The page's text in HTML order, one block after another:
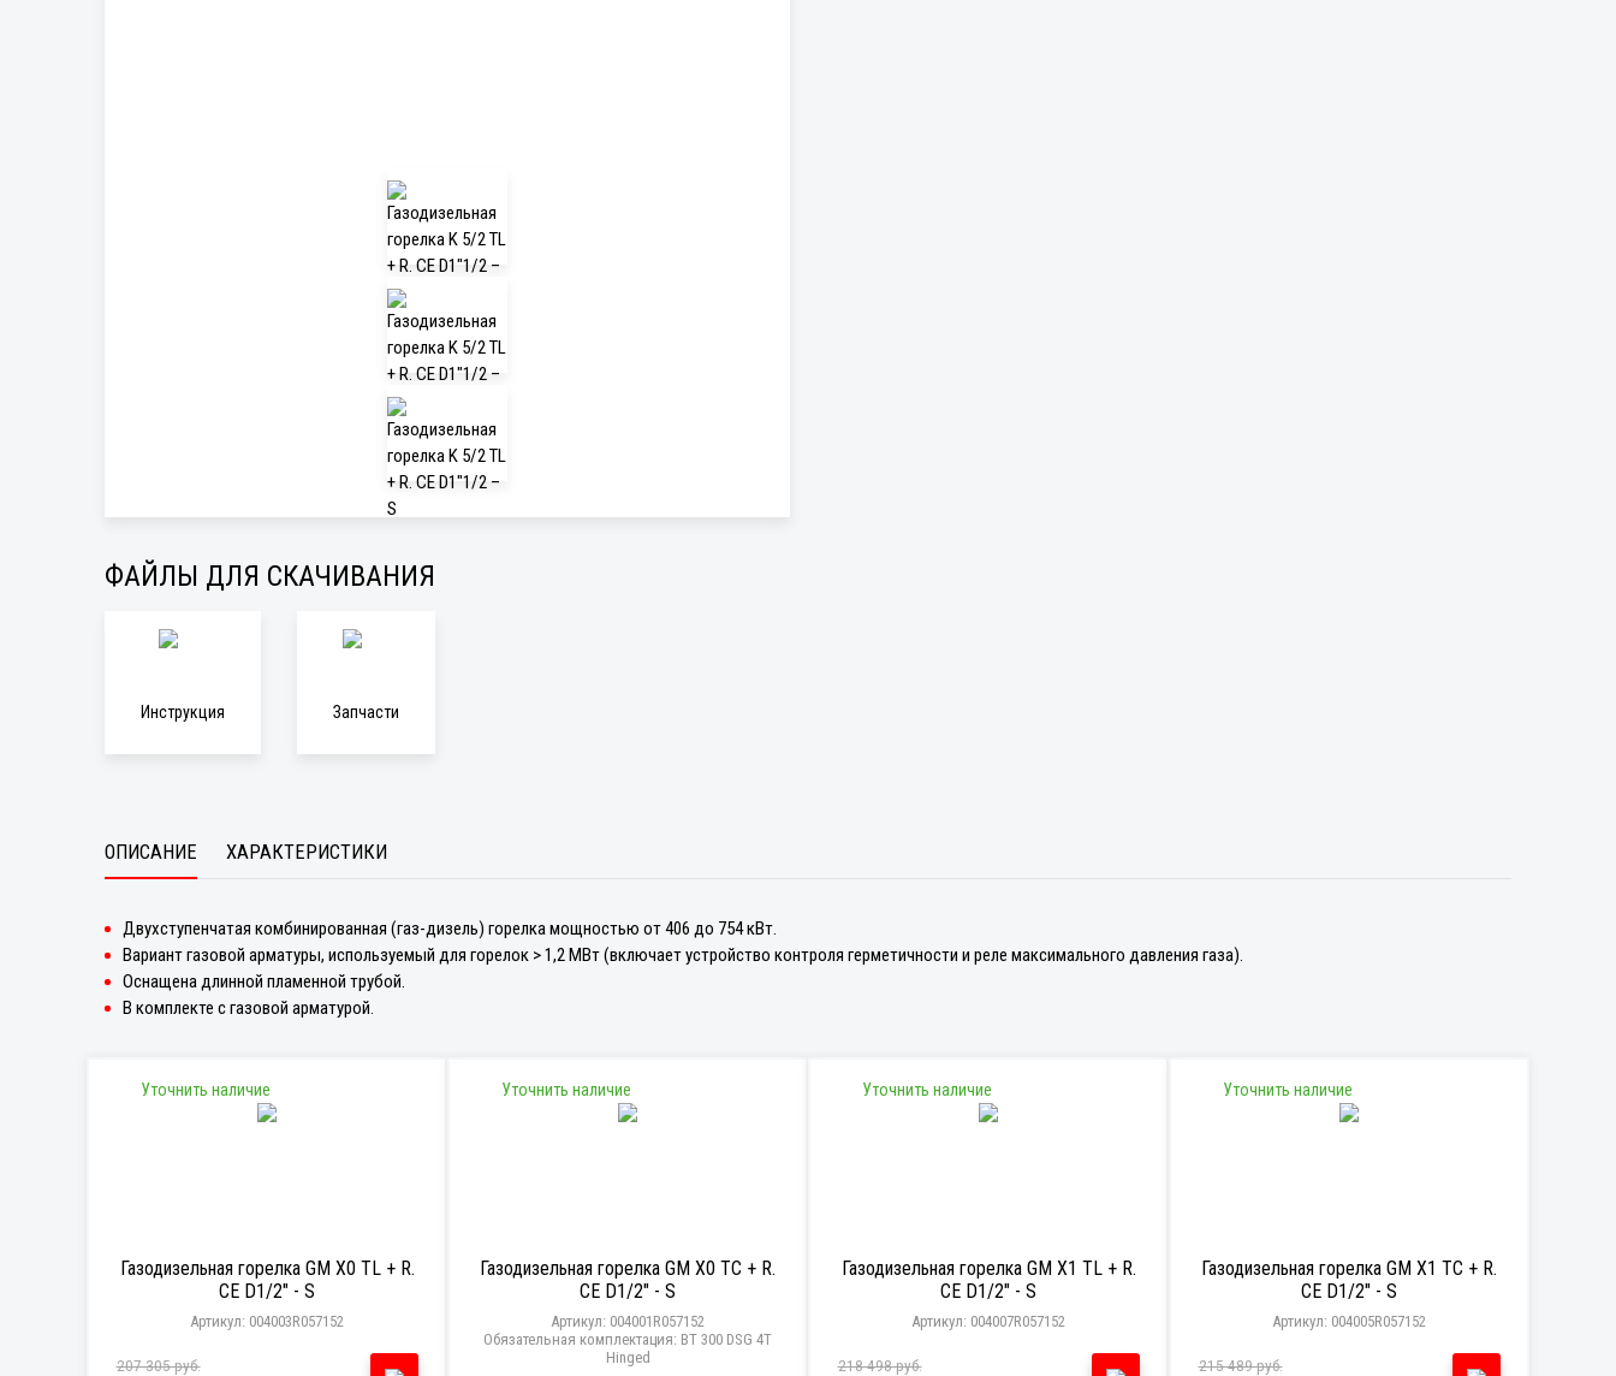
ФАЙЛЫ ДЛЯ СКАЧИВАНИЯ
Инструкция Запчасти
ОПИСАНИЕ ХАРАКТЕРИСТИКИ
Двухступенчатая комбинированная (газ-дизель) горелка мощностью от 406 до 754 кВт.
Вариант газовой арматуры, используемый для горелок > 1,2 МВт (включает устройство контроля герметичности и реле максимального давления газа).
Оснащена длинной пламенной трубой.
В комплекте с газовой арматурой.
Уточнить наличие
Газодизельная горелка GM X0 TL + R.
CE D1/2" - S
Артикул: 004003R057152
207 305 руб.
Уточнить наличие
Газодизельная горелка GM X0 TC + R.
CE D1/2" - S
Артикул: 004001R057152
Обязательная комплектация: BT 300 DSG 4T
Hinged
Уточнить наличие
Газодизельная горелка GM X1 TL + R.
CE D1/2" - S
Артикул: 004007R057152
218 498 руб.
Уточнить наличие
Газодизельная горелка GM X1 TC + R.
CE D1/2" - S
Артикул: 004005R057152
215 489 руб.